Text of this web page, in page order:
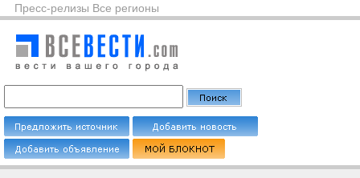
Пресс-релизы Все регионы